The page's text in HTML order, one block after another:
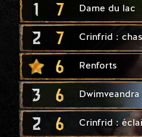
1 7 Dame du lac
2 7 Crinfrid :
6 Renforts
3 6 Dwimveandra
2 6 Crinfrid :